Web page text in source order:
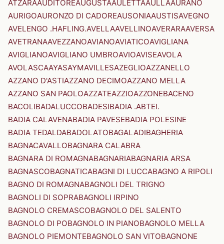
ATZARAAUDITOREAUGUSTAAULETTAAULLAAURANO
AURIGOAURONZO DI CADOREAUSONIAAUSTISAVEGNO
AVELENGO .HAFLING.AVELLAAVELLINOAVERARAAVERSA
AVETRANAAVEZZANOAVIANOAVIATICOAVIGLIANA
AVIGLIANOAVIGLIANO UMBROAVIOAVISEAVOLA
AVOLASCAAYASAYMAVILLESAZEGLIOAZZANELLO
AZZANO D'ASTIAZZANO DECIMOAZZANO MELLA
AZZANO SAN PAOLOAZZATEAZZIOAZZONEBACENO
BACOLIBADALUCCOBADESIBADIA .ABTEI.
BADIA CALAVENABADIA PAVESEBADIA POLESINE
BADIA TEDALDABADOLATOBAGALADIBAGHERIA
BAGNACAVALLOBAGNARA CALABRA
BAGNARA DI ROMAGNABAGNARIABAGNARIA ARSA
BAGNASCOBAGNATICABAGNI DI LUCCABAGNO A RIPOLI
BAGNO DI ROMAGNABAGNOLI DEL TRIGNO
BAGNOLI DI SOPRABAGNOLI IRPINO
BAGNOLO CREMASCOBAGNOLO DEL SALENTO
BAGNOLO DI POBAGNOLO IN PIANOBAGNOLO MELLA
BAGNOLO PIEMONTEBAGNOLO SAN VITOBAGNONE